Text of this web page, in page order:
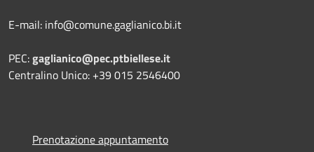
E-mail: info@comune.gaglianico.bi.it
PEC:gaglianico@pec.ptbiellese.it
Centralino Unico: +39 015 2546400
Prenotazione appuntamento